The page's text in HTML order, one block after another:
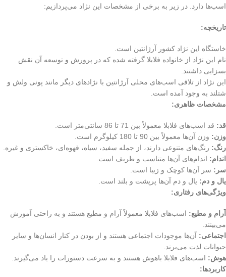
اسب‌ها دارد. در زیر به برخی از مشخصات این نژاد می‌پردازیم:
تاریخچه:
خاستگاه این نژاد کشور آرژانتین است.
نام این نژاد از خانواده فلابلا گرفته شده که در پرورش و توسعه آن نقش
بسزایی داشتند.
این نژاد از تلاقی اسب‌های محلی آرژانتین با نژادهای دیگر مانند پونی ولش و
شتلند به وجود آمده است.
مشخصات ظاهری:
قد: قد اسب‌های فلابلا معمولاً بین 71 تا 86 سانتی‌متر است.
وزن: وزن آن‌ها معمولاً بین 90 تا 180 کیلوگرم است.
رنگ: رنگ‌های متنوعی دارند، از جمله سفید، سیاه، قهوه‌ای، خاکستری و غیره.
اندام: اندام‌های آن‌ها متناسب و ظریف است.
سر: سر آن‌ها کوچک و زیبا است.
یال و دم: یال و دم آن‌ها پرپشت و بلند است.
ویژگی‌های رفتاری:
آرام و مطیع: اسب‌های فلابلا معمولاً آرام و مطیع هستند و به راحتی آموزش
می‌بینند.
اجتماعی: آن‌ها موجودات اجتماعی هستند و از بودن در کنار انسان‌ها و سایر
حیوانات لذت می‌برند.
هوش: اسب‌های فلابلا باهوش هستند و به سرعت دستورات را یاد می‌گیرند.
کاربردها: